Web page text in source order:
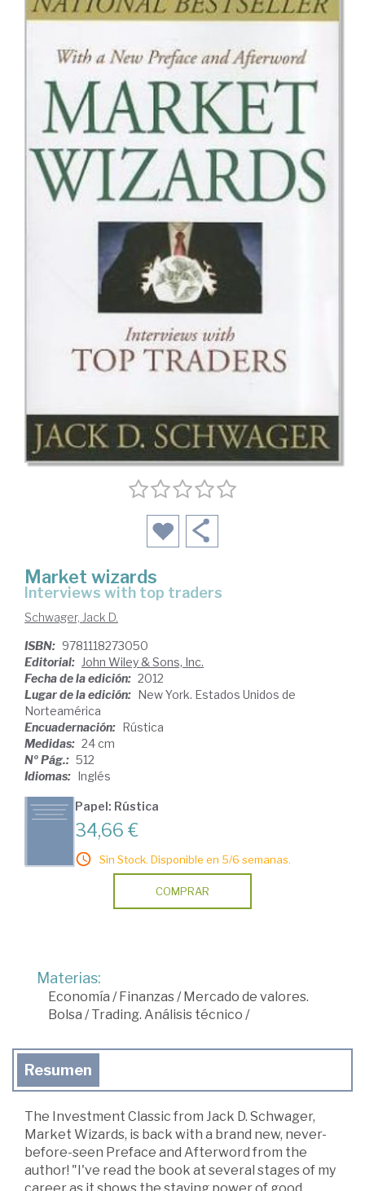
Market wizards
interviews with top traders
Schwager, Jack D.
ISBN: 9781118273050
Editorial: John Wiley & Sons, Inc.
Fecha de la edición: 2012
Lugar de la edición: New York. Estados Unidos de
Norteamérica
Encuadernación: Rústica
Medidas: 24 cm
Nº Pág.: 512
Idiomas: Inglés
Papel: Rústica
34,66 €
Sin Stock. Disponible en 5/6 semanas.
COMPRAR
Materias:
Economía /Finanzas/Mercado de valores.
Bolsa /Trading. Análisis técnico /
Resumen
The Investment Classic from Jack D. Schwager,
Market Wizards, is back with a brand new, never-
before-seen Preface and Afterword from the
author! "I've read the book at several stages of my